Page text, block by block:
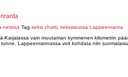
netissä Tag seksi chatti seksiseuraa Lappeenranta
Karjalassa vain muutaman kymmenen kilometrin
Lappeenrannassa voit kohdata niin